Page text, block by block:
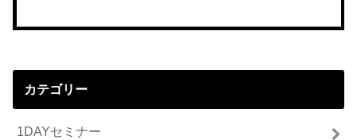
カテゴリー
1DAYセミナー